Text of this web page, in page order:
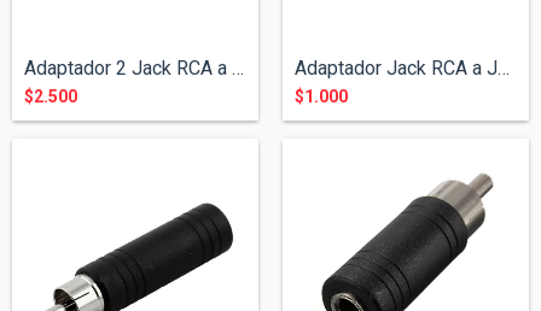
Adaptador 2 Jack RCA a 2 Jack RCA
$2.500
Adaptador Jack RCA a Jack RCA
$1.000